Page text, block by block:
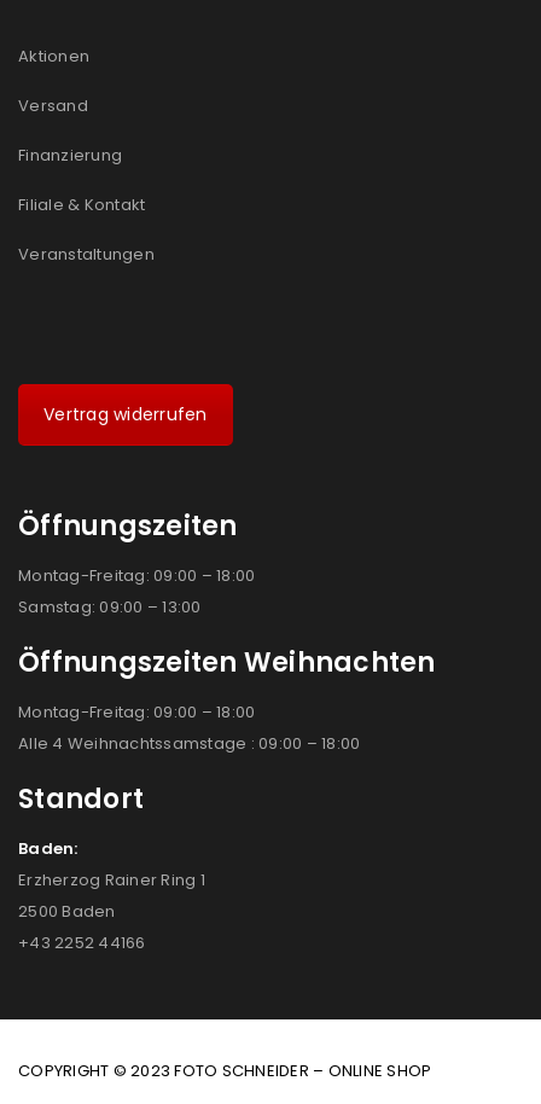
Aktionen
Versand
Finanzierung
Filiale & Kontakt
Veranstaltungen
Vertrag widerrufen
Öffnungszeiten
Montag-Freitag: 09:00 – 18:00
Samstag: 09:00 – 13:00
Öffnungszeiten Weihnachten
Montag-Freitag: 09:00 – 18:00
Alle 4 Weihnachtssamstage : 09:00 – 18:00
Standort
Baden:
Erzherzog Rainer Ring 1
2500 Baden
+43 2252 44166
COPYRIGHT © 2023 FOTO SCHNEIDER – ONLINE SHOP